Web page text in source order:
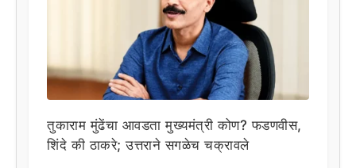
तुकाराम मुंढेंचा आवडता मुख्यमंत्री कोण? फडणवीस,
शिंदे की ठाकरे; उत्तराने सगळेच चक्रावले